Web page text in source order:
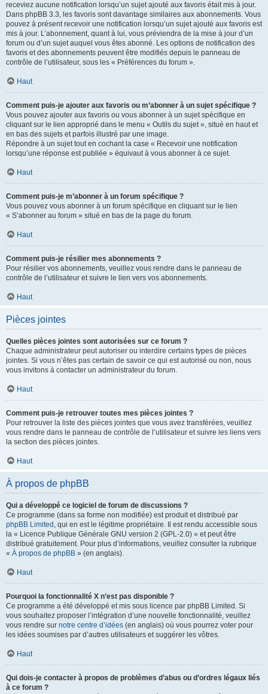
receviez aucune notification lorsqu’un sujet ajouté aux favoris était mis à jour.
Dans phpBB 3.3, les favoris sont davantage similaires aux abonnements. Vous
pouvez à présent recevoir une notification lorsqu’un sujet ajouté aux favoris est
mis à jour. L’abonnement, quant à lui, vous préviendra de la mise à jour d’un
forum ou d’un sujet auquel vous êtes abonné. Les options de notification des
favoris et des abonnements peuvent être modifiés depuis le panneau de
contrôle de l’utilisateur, sous les « Préférences du forum ».
Haut
Comment puis-je ajouter aux favoris ou m’abonner à un sujet spécifique ?
Vous pouvez ajouter aux favoris ou vous abonner à un sujet spécifique en
cliquant sur le lien approprié dans le menu « Outils du sujet », situé en haut et
en bas des sujets et parfois illustré par une image.
Répondre à un sujet tout en cochant la case « Recevoir une notification
lorsqu’une réponse est publiée » équivaut à vous abonner à ce sujet.
Haut
Comment puis-je m’abonner à un forum spécifique ?
Vous pouvez vous abonner à un forum spécifique en cliquant sur le lien
« S’abonner au forum » situé en bas de la page du forum.
Haut
Comment puis-je résilier mes abonnements ?
Pour résilier vos abonnements, veuillez vous rendre dans le panneau de
contrôle de l’utilisateur et suivre le lien vers vos abonnements.
Haut
Pièces jointes
Quelles pièces jointes sont autorisées sur ce forum ?
Chaque administrateur peut autoriser ou interdire certains types de pièces
jointes. Si vous n’êtes pas certain de savoir ce qui est autorisé ou non, nous
vous invitons à contacter un administrateur du forum.
Haut
Comment puis-je retrouver toutes mes pièces jointes ?
Pour retrouver la liste des pièces jointes que vous avez transférées, veuillez
vous rendre dans le panneau de contrôle de l’utilisateur et suivre les liens vers
la section des pièces jointes.
Haut
À propos de phpBB
Qui a développé ce logiciel de forum de discussions ?
Ce programme (dans sa forme non modifiée) est produit et distribué par
phpBB Limited , qui en est le légitime propriétaire. Il est rendu accessible sous
la « Licence Publique Générale GNU version 2 (GPL-2.0) » et peut être
distribué gratuitement. Pour plus d’informations, veuillez consulter la rubrique
« À propos de phpBB » (en anglais).
Haut
Pourquoi la fonctionnalité X n’est pas disponible ?
Ce programme a été développé et mis sous licence par phpBB Limited. Si
vous souhaitez proposer l’intégration d’une nouvelle fonctionnalité, veuillez
vous rendre sur notre centre d’idées (en anglais) où vous pourrez voter pour
les idées soumises par d’autres utilisateurs et suggérer les vôtres.
Haut
Qui dois-je contacter à propos de problèmes d’abus ou d’ordres légaux liés
à ce forum ?